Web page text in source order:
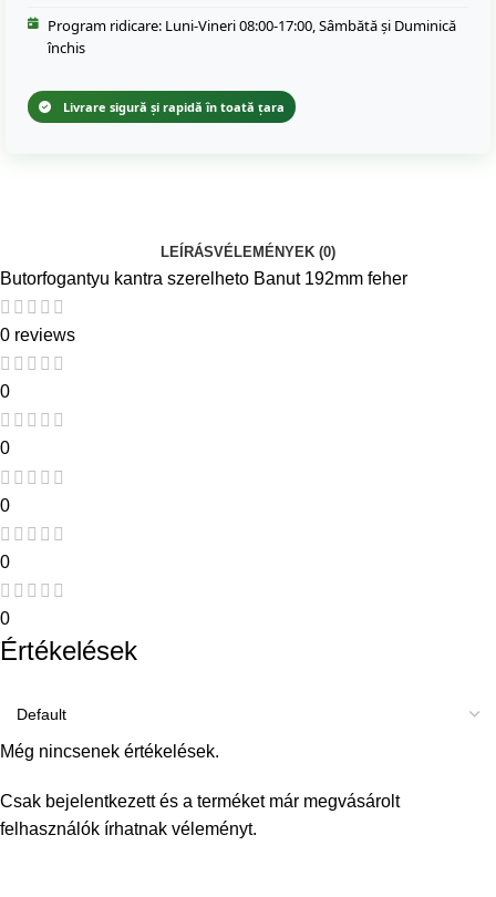
Program ridicare: Luni-Vineri 08:00-17:00, Sâmbătă și Duminică
închis
Livrare sigură și rapidă în toată țara
LEÍRÁSVÉLEMÉNYEK (0)
Butorfogantyu kantra szerelheto Banut 192mm feher
0 reviews
0
0
0
0
0
Értékelések
Még nincsenek értékelések.
Csak bejelentkezett és a terméket már megvásárolt
felhasználók írhatnak véleményt.